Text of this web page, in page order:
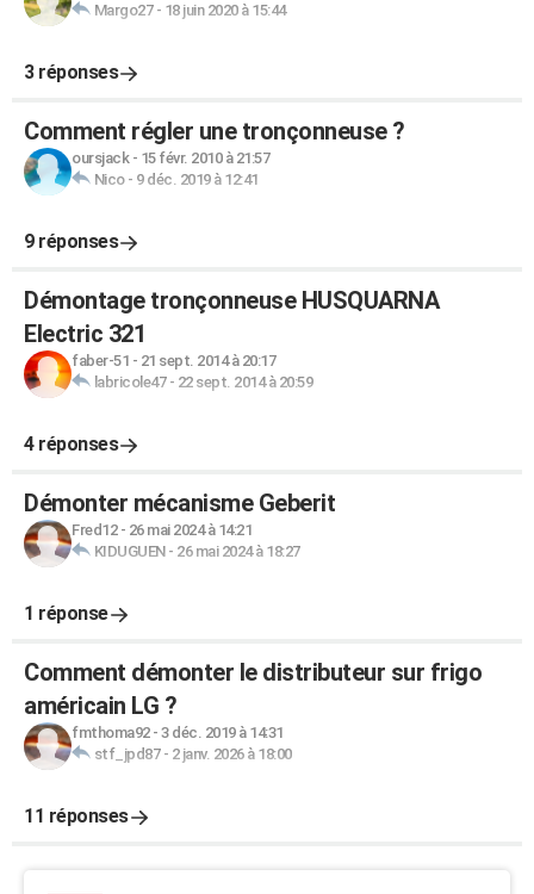
Margo27- 18 juin 2020 à 15:44
3 réponses
Comment régler une tronçonneuse ?
oursjack- 15 févr. 2010 à 21:57
Nico- 9 déc. 2019 à 12:41
9 réponses
Démontage tronçonneuse HUSQUARNA
Electric 321
faber-51 - 21 sept. 2014 à 20:17
labricole47- 22 sept. 2014 à 20:59
4 réponses
Démonter mécanisme Geberit
Fred12- 26 mai 2024 à 14:21
KIDUGUEN- 26 mai 2024 à 18:27
1 réponse
Comment démonter le distributeur sur frigo
américain LG ?
fmthoma92- 3 déc. 2019 à 14:31
stf_jpd87- 2 janv. 2026 à 18:00
11 réponses